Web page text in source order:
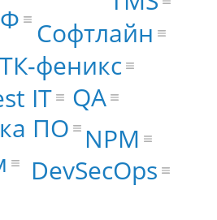
IT
феникс
ПО
Софтлайн
QA
DevSecOps
NPM